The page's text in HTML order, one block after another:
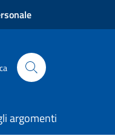
argomenti